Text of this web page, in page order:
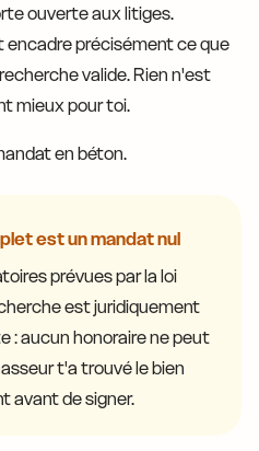
ouverte aux litiges.
encadre précisément ce que
valide. Rien n'est
mieux pour toi.
en béton.
est un mandat nul
prévues par la loi
est juridiquement
: aucun honoraire ne peut
t'a trouvé le bien
avant de signer.